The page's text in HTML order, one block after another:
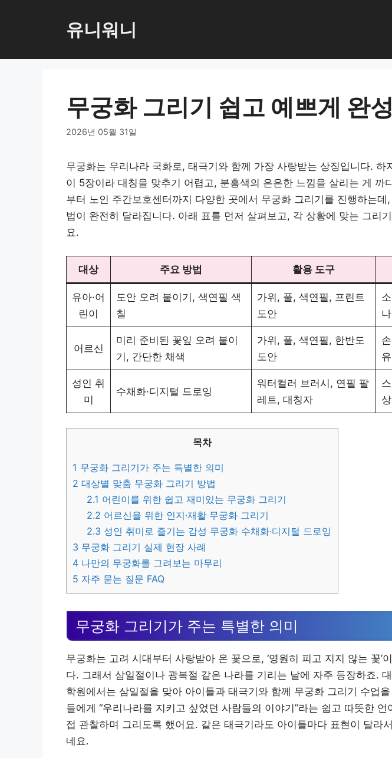
로
유니워니
무궁화 그리기 쉽고 예쁘게 완
2026년 05월 31일
무궁화는 우리나라 국화로, 태극기와 함께 가장 사랑받는 상징입니다. 하
이 5장이라 대칭을 맞추기 어렵고, 분홍색의 은은한 느낌을 살리는 게 까
부터 노인 주간보호센터까지 다양한 곳에서 무궁화 그리기를 진행하는데
법이 완전히 달라집니다. 아래 표를 먼저 살펴보고, 각 상황에 맞는 그리
요.
대상 주요 방법 활용 도구
유아·어
린이
도안 오려 붙이기, 색연필 색
칠
가위, 풀, 색연필, 프린트
도안
어르신
미리 준비된 꽃잎 오려 붙이
기, 간단한 채색
가위, 풀, 색연필, 한반도
도안
성인 취
미
수채화·디지털 드로잉
워터컬러 브러시, 연필 팔
레트, 대칭자
목차
1 무궁화 그리기가 주는 특별한 의미
2 대상별 맞춤 무궁화 그리기 방법
2.1 어린이를 위한 쉽고 재미있는 무궁화 그리기
2.2 어르신을 위한 인지·재활 무궁화 그리기
2.3 성인 취미로 즐기는 감성 무궁화 수채화·디지털 드로잉
3 무궁화 그리기 실제 현장 사례
4 나만의 무궁화를 그려보는 마무리
5 자주 묻는 질문 FAQ
무궁화 그리기가 주는 특별한 의미
무궁화는 고려 시대부터 사랑받아 온 꽃으로, ‘영원히 피고 지지 않는 꽃’
다. 그래서 삼일절이나 광복절 같은 나라를 기리는 날에 자주 등장하죠.
학원에서는 삼일절을 맞아 아이들과 태극기와 함께 무궁화 그리기 수업
들에게 “우리나라를 지키고 싶었던 사람들의 이야기”라는 쉽고 따뜻한
접 관찰하며 그리도록 했어요. 같은 태극기라도 아이들마다 표현이 달라
네요.